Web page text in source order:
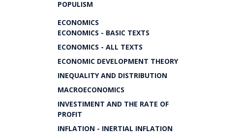
POPULISM
ECONOMICS
ECONOMICS - BASIC TEXTS
ECONOMICS - ALL TEXTS
ECONOMIC DEVELOPMENT THEORY
INEQUALITY AND DISTRIBUTION
MACROECONOMICS
INVESTIMENT AND THE RATE OF
PROFIT
INFLATION - INERTIAL INFLATION